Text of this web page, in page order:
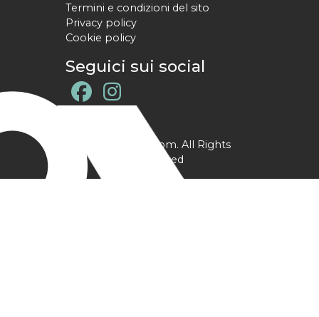
Termini e condizioni del sito
Privacy policy
Cookie policy
Seguici sui social
@ YPtrainer.com. All Rights
Reserved